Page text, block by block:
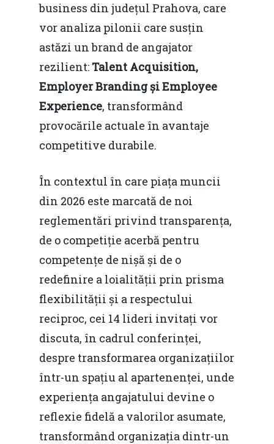
business din județul Prahova, care
vor analiza pilonii care susțin
astăzi un brand de angajator
rezilient: Talent Acquisition,
Employer Branding și Employee
Experience, transformând
provocările actuale în avantaje
competitive durabile.
În contextul în care piața muncii
din 2026 este marcată de noi
reglementări privind transparența,
de o competiție acerbă pentru
competențe de nișă și de o
redefinire a loialității prin prisma
flexibilității și a respectului
reciproc, cei 14 lideri invitați vor
discuta, în cadrul conferinței,
despre transformarea organizațiilor
într-un spațiu al apartenenței, unde
experiența angajatului devine o
reflexie fidelă a valorilor asumate,
transformând organizația dintr-un